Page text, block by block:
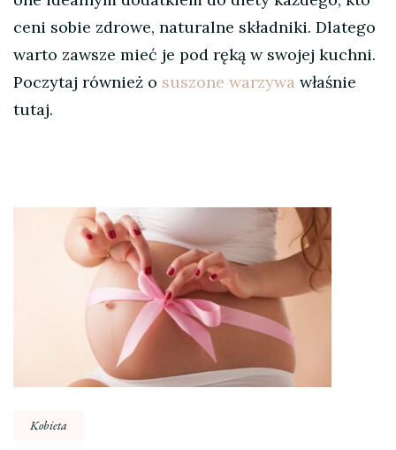
ceni sobie zdrowe, naturalne składniki. Dlatego
warto zawsze mieć je pod ręką w swojej kuchni.
Poczytaj również o suszone warzywa właśnie
tutaj.
Nawigacja
wpisu
Kobieta